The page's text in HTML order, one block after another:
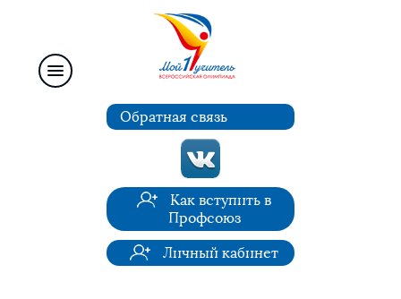
Обратная связь
Как вступить в
Профсоюз
Личный кабинет